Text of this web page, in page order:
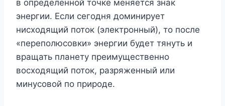
в определенной точке меняется знак
энергии. Если сегодня доминирует
нисходящий поток (электронный), то после
«переполюсовки» энергии будет тянуть и
вращать планету преимущественно
восходящий поток, разряженный или
минусовой по природе.